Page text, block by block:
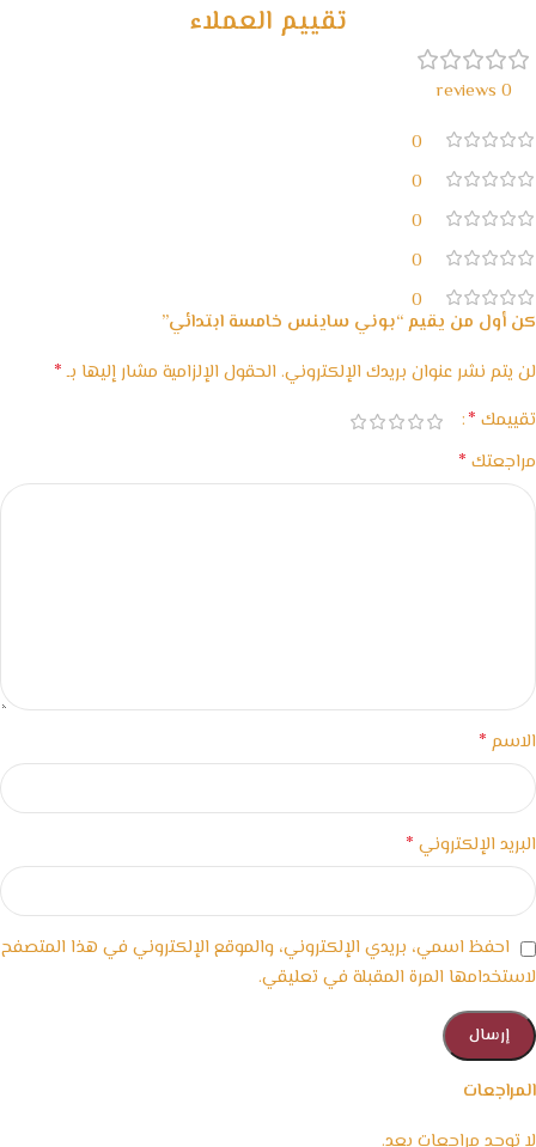
تقييم العملاء
0 reviews
0
0
0
0
0
المراجعات
كن أول من يقيم “بوني ساينس خامسة ابتدائي”
لن يتم نشر عنوان بريدك الإلكتروني. الحقول الإلزامية مشار إليها بـ*
تقييمك *
مراجعتك *
الاسم *
البريد الإلكتروني *
احفظ اسمي، بريدي الإلكتروني، والموقع الإلكتروني في هذا المتصفح
لاستخدامها المرة المقبلة في تعليقي.